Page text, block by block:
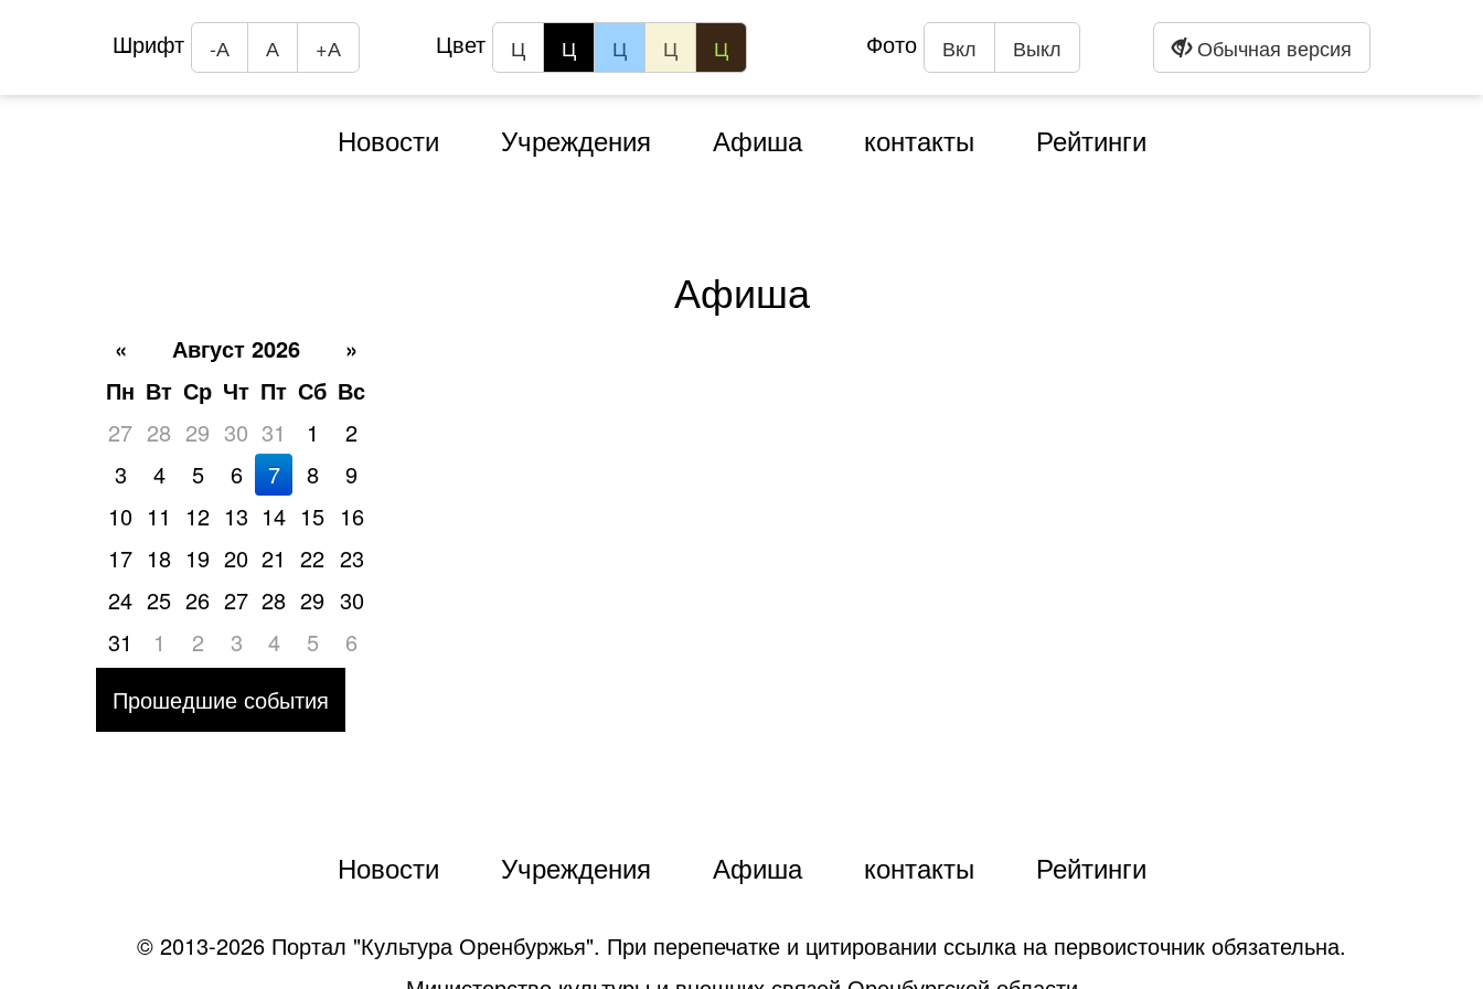
Шрифт -А А +А Цвет Ц Ц Ц Ц Ц Фото Вкл Выкл Обычная версия
Новости Учреждения Афиша контакты Рейтинги
Афиша
« Август 2026
»
Пн Вт Ср Чт Пт Сб Вс
27 28 29 30 31 1
2
3
4 5 6 7 8
9
10 11 12 13 14 15 16
17 18 19 20 21 22 23
24 25 26 27 28 29 30
31
1 2 3 4 5
6
Прошедшие события
Новости Учреждения Афиша контакты Рейтинги
© 2013-2026 Портал "Культура Оренбуржья". При перепечатке и цитировании ссылка на первоисточник обязательна.